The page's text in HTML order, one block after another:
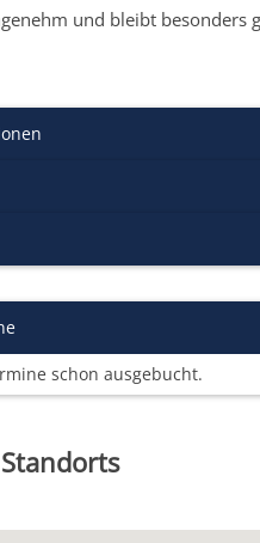
und bleibt besonders
schon ausgebucht.